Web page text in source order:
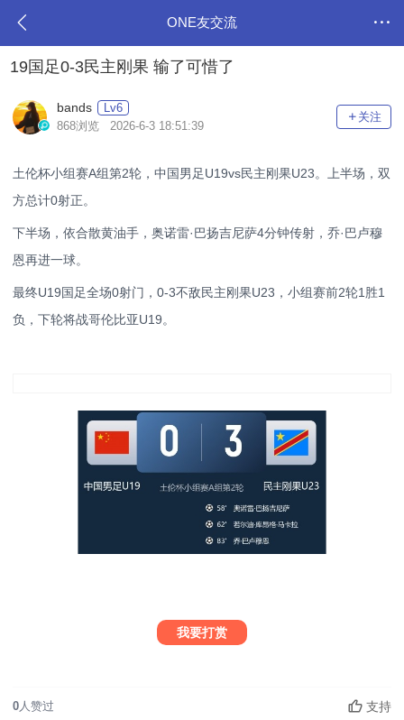
ONE友交流
19国足0-3民主刚果 输了可惜了
bands
Lv6
868浏览 2026-6-3 18:51:39
关注
土伦杯小组赛A组第2轮，中国男足U19vs民主刚果U23。上半场，双
方总计0射正。
下半场，依合散黄油手，奥诺雷·巴扬吉尼萨4分钟传射，乔·巴卢穆
恩再进一球。
最终U19国足全场0射门，0-3不敌民主刚果U23，小组赛前2轮1胜1
负，下轮将战哥伦比亚U19。
我要打赏
0人赞过 支持